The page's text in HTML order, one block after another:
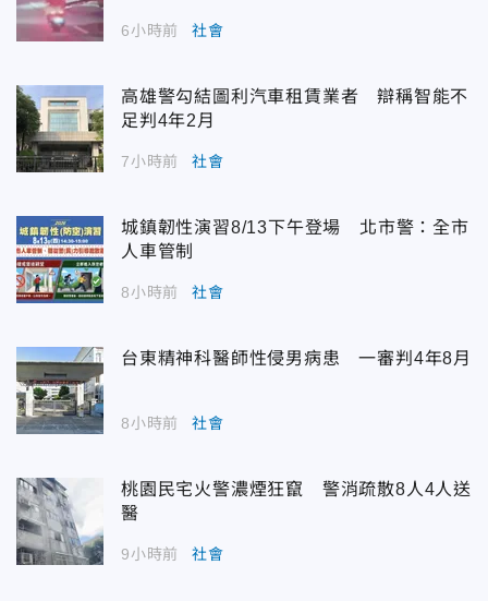
6小時前 社會
高雄警勾結圖利汽車租賃業者 辯稱智能不
足判4年2月
7小時前 社會
城鎮韌性演習8/13下午登場 北市警：全市
人車管制
8小時前 社會
台東精神科醫師性侵男病患 一審判4年8月
8小時前 社會
桃園民宅火警濃煙狂竄 警消疏散8人4人送
醫
9小時前 社會